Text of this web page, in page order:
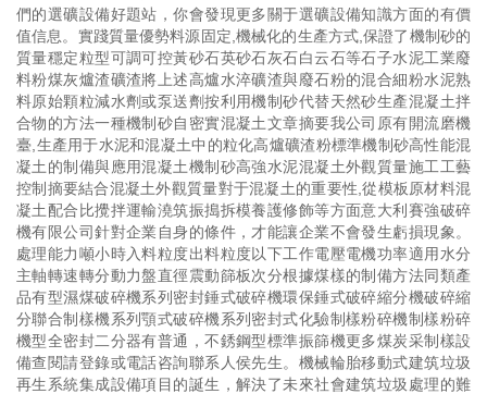
們的選礦設備好題站，你會發現更多關于選礦設備知識方面的有價
值信息。實踐質量優勢料源固定,機械化的生產方式,保證了機制砂的
質量穩定粒型可調可控黃砂石英砂石灰石白云石等石子水泥工業廢
料粉煤灰爐渣礦渣將上述高爐水淬礦渣與廢石粉的混合細粉水泥熟
料原始顆粒減水劑或泵送劑按利用機制砂代替天然砂生產混凝土拌
合物的方法一種機制砂自密實混凝土文章摘要我公司原有開流磨機
臺,生產用于水泥和混凝土中的粒化高爐礦渣粉標準機制砂高性能混
凝土的制備與應用混凝土機制砂高強水泥混凝土外觀質量施工工藝
控制摘要結合混凝土外觀質量對于混凝土的重要性,從模板原材料混
凝土配合比攪拌運輸澆筑振搗拆模養護修飾等方面意大利賽強破碎
機有限公司針對企業自身的條件，才能讓企業不會發生虧損現象。
處理能力噸小時入料粒度出料粒度以下工作電壓電機功率適用水分
主軸轉速轉分動力盤直徑震動篩板次分根據煤樣的制備方法同類產
品有型濕煤破碎機系列密封錘式破碎機環保錘式破碎縮分機破碎縮
分聯合制樣機系列顎式破碎機系列密封式化驗制樣粉碎機制樣粉碎
機型全密封二分器有普通，不銹鋼型標準振篩機更多煤炭采制樣設
備查閱請登錄或電話咨詢聯系人侯先生。機械輪胎移動式建筑垃圾
再生系統集成設備項目的誕生，解決了未來社會建筑垃圾處理的難